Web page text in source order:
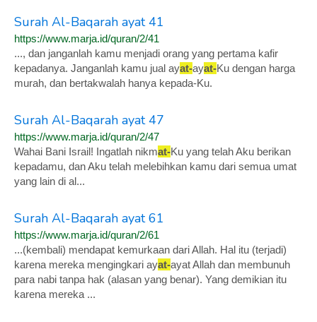
Surah Al-Baqarah ayat 41
https://www.marja.id/quran/2/41
..., dan janganlah kamu menjadi orang yang pertama kafir
kepadanya. Janganlah kamu jual ayat-ayat-Ku dengan harga
murah, dan bertakwalah hanya kepada-Ku.
Surah Al-Baqarah ayat 47
https://www.marja.id/quran/2/47
Wahai Bani Israil! Ingatlah nikmat-Ku yang telah Aku berikan
kepadamu, dan Aku telah melebihkan kamu dari semua umat
yang lain di al...
Surah Al-Baqarah ayat 61
https://www.marja.id/quran/2/61
...(kembali) mendapat kemurkaan dari Allah. Hal itu (terjadi)
karena mereka mengingkari ayat-ayat Allah dan membunuh
para nabi tanpa hak (alasan yang benar). Yang demikian itu
karena mereka ...